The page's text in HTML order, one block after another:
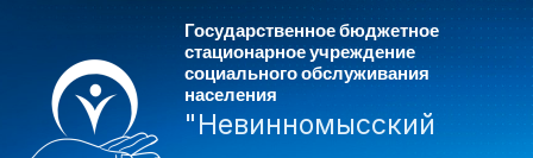
содержимому
Государственное бюджетное
стационарное учреждение
социального обслуживания
населения
"Невинномысский